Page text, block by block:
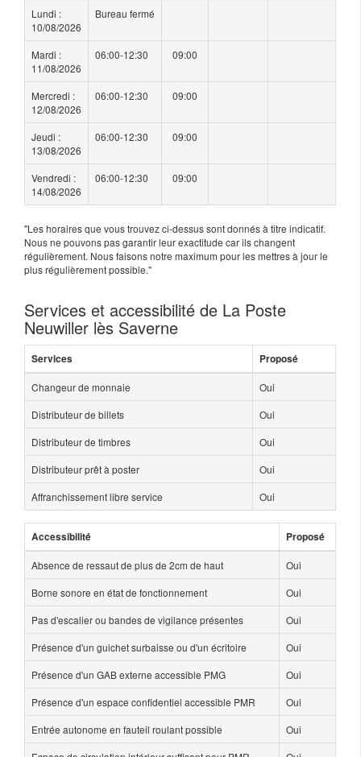
Lundi :
10/08/2026
Bureau fermé
Mardi :
11/08/2026
06:00-12:30 09:00
Mercredi :
12/08/2026
06:00-12:30 09:00
Jeudi :
13/08/2026
06:00-12:30 09:00
Vendredi :
14/08/2026
06:00-12:30 09:00
"Les horaires que vous trouvez ci-dessus sont donnés à titre indicatif.
Nous ne pouvons pas garantir leur exactitude car ils changent
régulièrement. Nous faisons notre maximum pour les mettres à jour le
plus régulièrement possible."
Services et accessibilité de La Poste
Neuwiller lès Saverne
Services Proposé
Changeur de monnaie
Oui
Distributeur de billets
Oui
Distributeur de timbres
Oui
Distributeur prêt à poster
Oui
Affranchissement libre service
Oui
Accessibilité Proposé
Absence de ressaut de plus de 2cm de haut
Oui
Borne sonore en état de fonctionnement
Oui
Pas d'escalier ou bandes de vigilance présentes
Oui
Présence d'un guichet surbaisse ou d'un écritoire
Oui
Présence d'un GAB externe accessible PMG
Oui
Présence d'un espace confidentiel accessible PMR
Oui
Entrée autonome en fauteil roulant possible
Oui